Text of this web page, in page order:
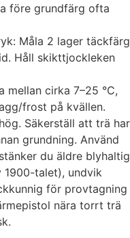
före grundfärg ofta
Måla 2 lager täckfärg
Håll skikttjockleken
mellan cirka 7–25 °C,
frost på kvällen.
Säkerställ att trä har
grundning. Använd
du äldre blyhaltig
talet), undvik
för provtagning
nära torrt trä